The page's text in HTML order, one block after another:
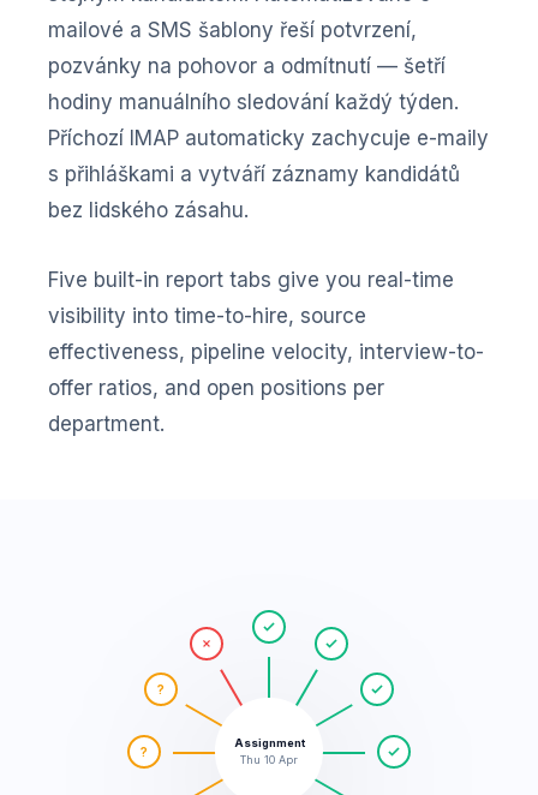
mailové a SMS šablony řeší potvrzení,
pozvánky na pohovor a odmítnutí — šetří
hodiny manuálního sledování každý týden.
Příchozí IMAP automaticky zachycuje e-maily
s přihláškami a vytváří záznamy kandidátů
bez lidského zásahu.
Five built-in report tabs give you real-time
visibility into time-to-hire, source
effectiveness, pipeline velocity, interview-to-
offer ratios, and open positions per
department.
Assignment
Thu 10 Apr
?
?